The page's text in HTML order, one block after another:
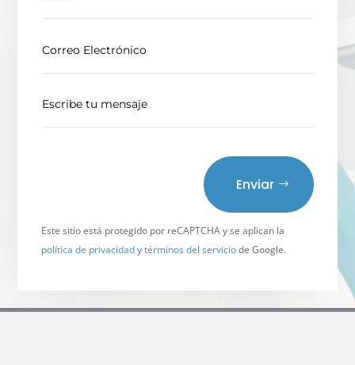
Enviar
Este sitio está protegido por reCAPTCHA y se aplican la
política de privacidadytérminos del serviciode Google.